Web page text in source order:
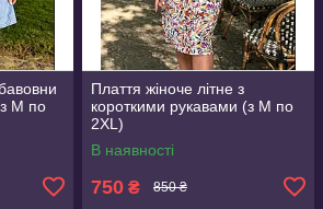
M по
Плаття жіноче літне з
короткими рукавами (з M по
2XL)
В наявності
750 ₴ 850 ₴